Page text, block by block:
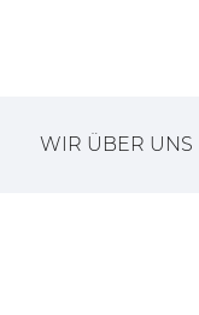
WIR ÜBER UNS